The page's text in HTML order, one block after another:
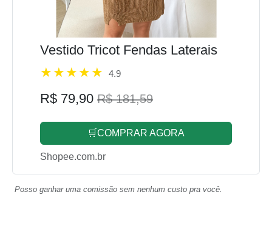
Vestido Tricot Fendas Laterais
4.9
R$ 79,90 R$ 181,59
🛒COMPRAR AGORA
Shopee.com.br
Posso ganhar uma comissão sem nenhum custo pra você.